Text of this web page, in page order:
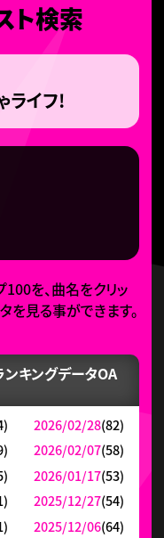
ト検索
ライフ!
100を、曲名をクリッ
を見る事ができます。
ンキングデータOA
2026/02/28(82)
2026/02/07(58)
2026/01/17(53)
2025/12/27(54)
2025/12/06(64)